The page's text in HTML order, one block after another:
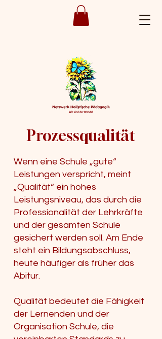
Prozessqualität
Wenn eine Schule „gute“
Leistungen verspricht, meint
„Qualität“ ein hohes
Leistungsniveau, das durch die
Professionalität der Lehrkräfte
und der gesamten Schule
gesichert werden soll. Am Ende
steht ein Bildungsabschluss,
heute häufiger als früher das
Abitur.
Qualität bedeutet die Fähigkeit
der Lernenden und der
Organisation Schule, die